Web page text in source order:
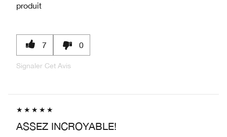
produit
7 0
Signaler Cet Avis
ASSEZ INCROYABLE!